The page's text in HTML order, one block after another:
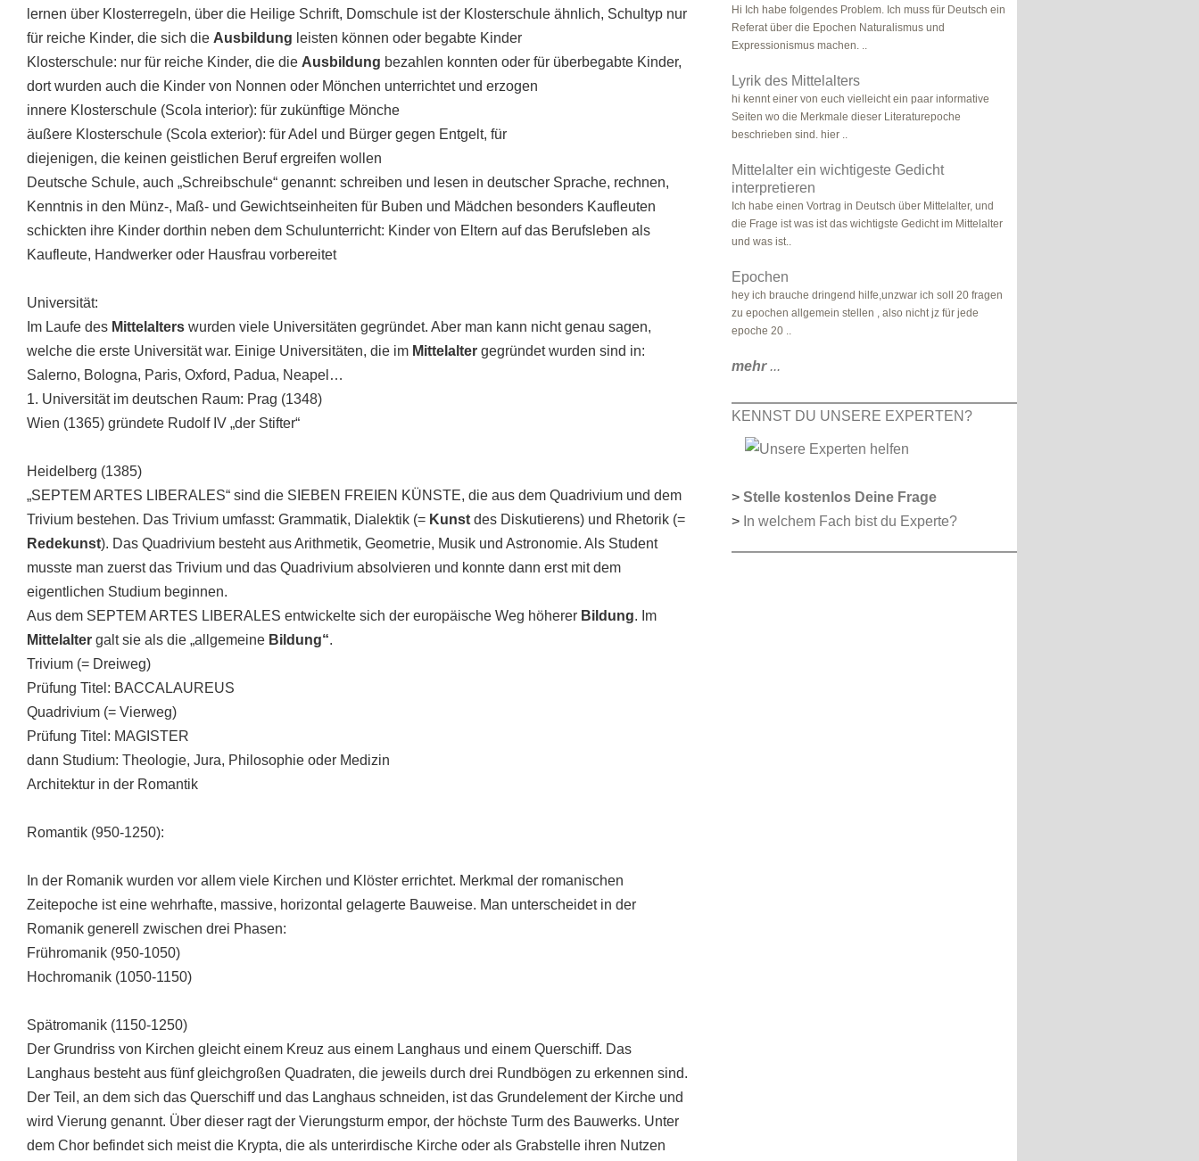
lernen über Klosterregeln, über die Heilige Schrift, Domschule ist der Klosterschule ähnlich, Schultyp nur
für reiche Kinder, die sich die Ausbildung leisten können oder begabte Kinder
Klosterschule: nur für reiche Kinder, die die Ausbildung bezahlen konnten oder für überbegabte Kinder,
dort wurden auch die Kinder von Nonnen oder Mönchen unterrichtet und erzogen
innere Klosterschule (Scola interior): für zukünftige Mönche
äußere Klosterschule (Scola exterior): für Adel und Bürger gegen Entgelt, für
diejenigen, die keinen geistlichen Beruf ergreifen wollen
Deutsche Schule, auch „Schreibschule“ genannt: schreiben und lesen in deutscher Sprache, rechnen,
Kenntnis in den Münz-, Maß- und Gewichtseinheiten für Buben und Mädchen besonders Kaufleuten
schickten ihre Kinder dorthin neben dem Schulunterricht: Kinder von Eltern auf das Berufsleben als
Kaufleute, Handwerker oder Hausfrau vorbereitet
Universität:
Im Laufe des Mittelalters wurden viele Universitäten gegründet. Aber man kann nicht genau sagen,
welche die erste Universität war. Einige Universitäten, die im Mittelalter gegründet wurden sind in:
Salerno, Bologna, Paris, Oxford, Padua, Neapel…
1. Universität im deutschen Raum: Prag (1348)
Wien (1365) gründete Rudolf IV „der Stifter“
Heidelberg (1385)
„SEPTEM ARTES LIBERALES“ sind die SIEBEN FREIEN KÜNSTE, die aus dem Quadrivium und dem
Trivium bestehen. Das Trivium umfasst: Grammatik, Dialektik (= Kunst des Diskutierens) und Rhetorik (=
Redekunst). Das Quadrivium besteht aus Arithmetik, Geometrie, Musik und Astronomie. Als Student
musste man zuerst das Trivium und das Quadrivium absolvieren und konnte dann erst mit dem
eigentlichen Studium beginnen.
Aus dem SEPTEM ARTES LIBERALES entwickelte sich der europäische Weg höherer Bildung. Im
Mittelalter galt sie als die „allgemeine Bildung“.
Trivium (= Dreiweg)
Prüfung Titel: BACCALAUREUS
Quadrivium (= Vierweg)
Prüfung Titel: MAGISTER
dann Studium: Theologie, Jura, Philosophie oder Medizin
Architektur in der Romantik
Romantik (950-1250):
In der Romanik wurden vor allem viele Kirchen und Klöster errichtet. Merkmal der romanischen
Zeitepoche ist eine wehrhafte, massive, horizontal gelagerte Bauweise. Man unterscheidet in der
Romanik generell zwischen drei Phasen:
Frühromanik (950-1050)
Hochromanik (1050-1150)
Spätromanik (1150-1250)
Der Grundriss von Kirchen gleicht einem Kreuz aus einem Langhaus und einem Querschiff. Das
Langhaus besteht aus fünf gleichgroßen Quadraten, die jeweils durch drei Rundbögen zu erkennen sind.
Der Teil, an dem sich das Querschiff und das Langhaus schneiden, ist das Grundelement der Kirche und
wird Vierung genannt. Über dieser ragt der Vierungsturm empor, der höchste Turm des Bauwerks. Unter
dem Chor befindet sich meist die Krypta, die als unterirdische Kirche oder als Grabstelle ihren Nutzen
Hi Ich habe folgendes Problem. Ich muss für Deutsch ein
Referat über die Epochen Naturalismus und
Expressionismus machen. ..
Lyrik des Mittelalters
hi kennt einer von euch vielleicht ein paar informative
Seiten wo die Merkmale dieser Literaturepoche
beschrieben sind. hier ..
Mittelalter ein wichtigeste Gedicht
interpretieren
Ich habe einen Vortrag in Deutsch über Mittelalter, und
die Frage ist was ist das wichtigste Gedicht im Mittelalter
und was ist..
Epochen
hey ich brauche dringend hilfe,unzwar ich soll 20 fragen
zu epochen allgemein stellen , also nicht jz für jede
epoche 20 ..
mehr...
KENNST DU UNSERE EXPERTEN?
> Stelle kostenlos Deine Frage
> In welchem Fach bist du Experte?